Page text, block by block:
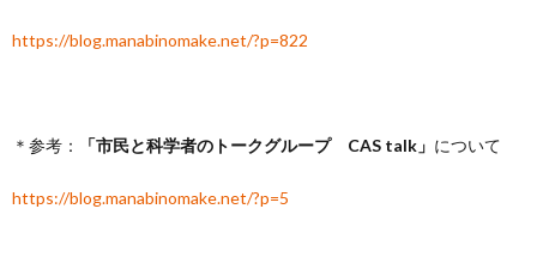
https://blog.manabinomake.net/?p=822
＊参考： 「市民と科学者のトークグループ CAS talk」 について
https://blog.manabinomake.net/?p=5